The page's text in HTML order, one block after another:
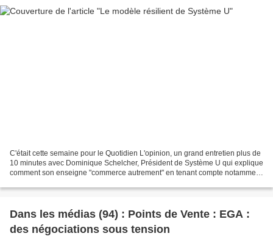
C'était cette semaine pour le Quotidien L'opinion, un grand entretien plus de
10 minutes avec Dominique Schelcher, Président de Système U qui explique
comment son enseigne "commerce autrement" en tenant compte notamment
Dans les médias (94) : Points de Vente : EGA :
des négociations sous tension